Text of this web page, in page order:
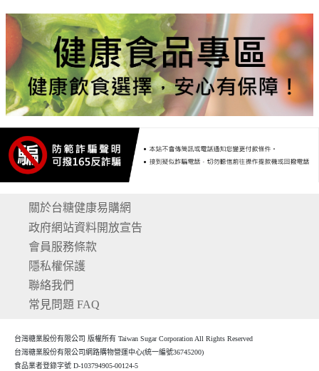
關於台糖健康易購網
政府網站資料開放宣告
會員服務條款
隱私權保護
聯絡我們
常見問題 FAQ
台灣糖業股份有限公司 版權所有 Taiwan Sugar Corporation All Rights Reserved
台灣糖業股份有限公司網路購物營運中心(統一編號36745200)
食品業者登錄字號 D-103794905-00124-5